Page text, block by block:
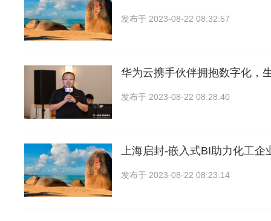
发布于 2023-08-22 08:32:57
华为云携手伙伴拥抱数字化，
发布于 2023-08-22 08:28:40
上海启封-嵌入式BI助力化工企
发布于 2023-08-22 08:23:14